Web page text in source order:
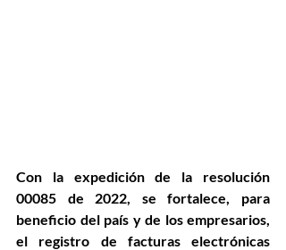
Con la expedición de la resolución
00085 de 2022, se fortalece, para
beneficio del país y de los empresarios,
el registro de facturas electrónicas